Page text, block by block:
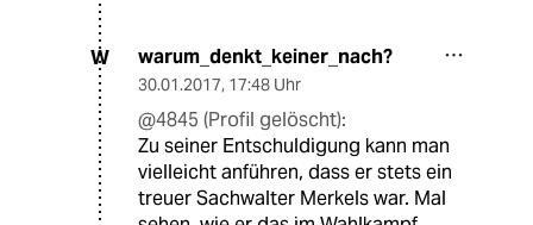
W warum_denkt_keiner_nach?
30.01.2017, 17:48 Uhr
@4845 (Profil gelöscht):
Zu seiner Entschuldigung kann man
vielleicht anführen, dass er stets ein
treuer Sachwalter Merkels war. Mal